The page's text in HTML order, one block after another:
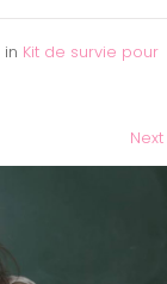
in Kit de survie pour
Next